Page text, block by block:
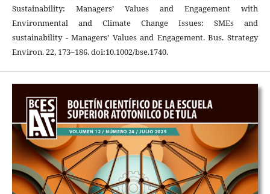
Sustainability: Managers’ Values and Engagement with
Environmental and Climate Change Issues: SMEs and
sustainability - Managers’ Values and Engagement. Bus. Strategy
Environ. 22, 173–186. doi:10.1002/bse.1740.